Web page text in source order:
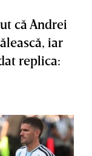
că Andrei
iar
replica: